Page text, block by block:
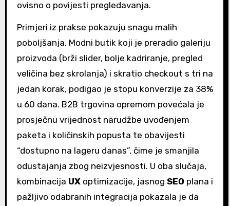
ovisno o povijesti pregledavanja.
Primjeri iz prakse pokazuju snagu malih
poboljšanja. Modni butik koji je preradio galeriju
proizvoda (brži slider, bolje kadriranje, pregled
veličina bez skrolanja) i skratio checkout s tri na
jedan korak, podigao je stopu konverzije za 38%
u 60 dana. B2B trgovina opremom povećala je
prosječnu vrijednost narudžbe uvođenjem
paketa i količinskih popusta te obavijesti
“dostupno na lageru danas”, čime je smanjila
odustajanja zbog neizvjesnosti. U oba slučaja,
kombinacija UXoptimizacije, jasnog SEO plana i
pažljivo odabranih integracija pokazala je da